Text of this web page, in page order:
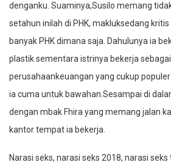
denganku. Suaminya,Susilo memang
setahun inilah di PHK, makluksedang
banyak PHK dimana saja. Dahulunya ia
plastik sementara istrinya bekerja
perusahaankeuangan yang cukup
ia cuma untuk bawahan.Sesampai di
dengan mbak Fhira yang memang jalan
kantor tempat ia bekerja.
Narasi seks, narasi seks 2018, narasi